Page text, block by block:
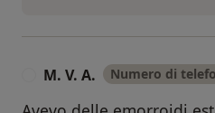
M. V. A. Numero di